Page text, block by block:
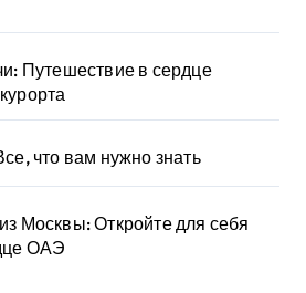
Путешествие в сердце
что вам нужно знать
Москвы: Откройте для себя
ОАЭ